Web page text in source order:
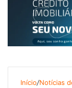
Início/Notícias